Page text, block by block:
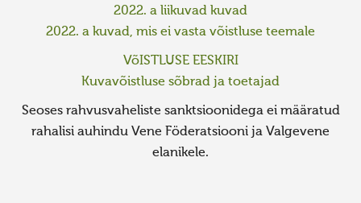
2022. a liikuvad kuvad
2022. a kuvad, mis ei vasta võistluse teemale
VõISTLUSE EESKIRI
Kuvavõistluse sõbrad ja toetajad
Seoses rahvusvaheliste sanktsioonidega ei määratud
rahalisi auhindu Vene Föderatsiooni ja Valgevene
elanikele.